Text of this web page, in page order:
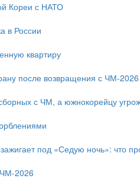
Кореи с НАТО
в России
квартиру
после возвращения с ЧМ-2026
с ЧМ, а южнокорейцу
под «Седую ночь»: что
2026